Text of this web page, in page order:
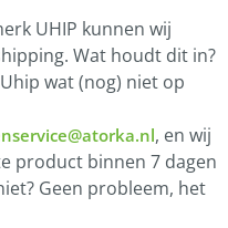
UHIP kunnen wij
Wat houdt dit in?
wat (nog) niet op
, en wij
product binnen 7 dagen
Geen probleem, het